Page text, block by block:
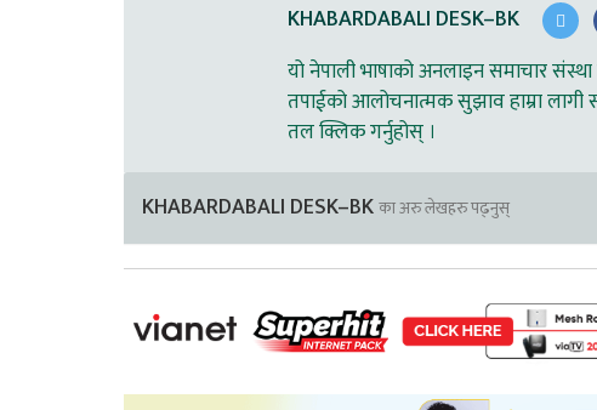
KHABARDABALI DESK–BK
यो नेपाली भाषाको अनलाइन समाचार
तपाईको आलोचनात्मक सुझाव हाम्रा लागी
तल क्लिक गर्नुहोस् ।
KHABARDABALI DESK–BKका अरु लेखहरु पढ्नुस्